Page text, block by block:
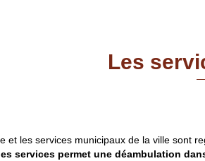
Les
et les services municipaux de la ville sont
services permet une déambulation